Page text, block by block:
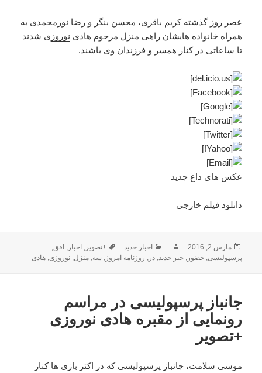
عصر روز گذشته کریم باقری، محسن بنگر و رضا نورمحمدی به
همراه خانواده هایشان راهی منزل مرحوم هادی نوروز ی شدند
تا ساعاتی در کنار همسر و فرزندان وی باشند.
عکس های داغ جدید
دانلود فیلم خارجی
ارسال
شده
مارس 2, 2016 نویسندهدسته‌ها
اخبار جدید برچسب‌ها
+تصویر, اخبار, افق,
پرسپولیسی,حضور,خبر جدید,در, روزنامه امروز, سه,منزل,نوروزی,هادی
جانباز پرسپولیسی در مراسم
رونمایی از مقبره هادی نوروزی
+تصویر
موسی سلامت، جانباز پرسپولیسی که در اکثر بازی ها کنار